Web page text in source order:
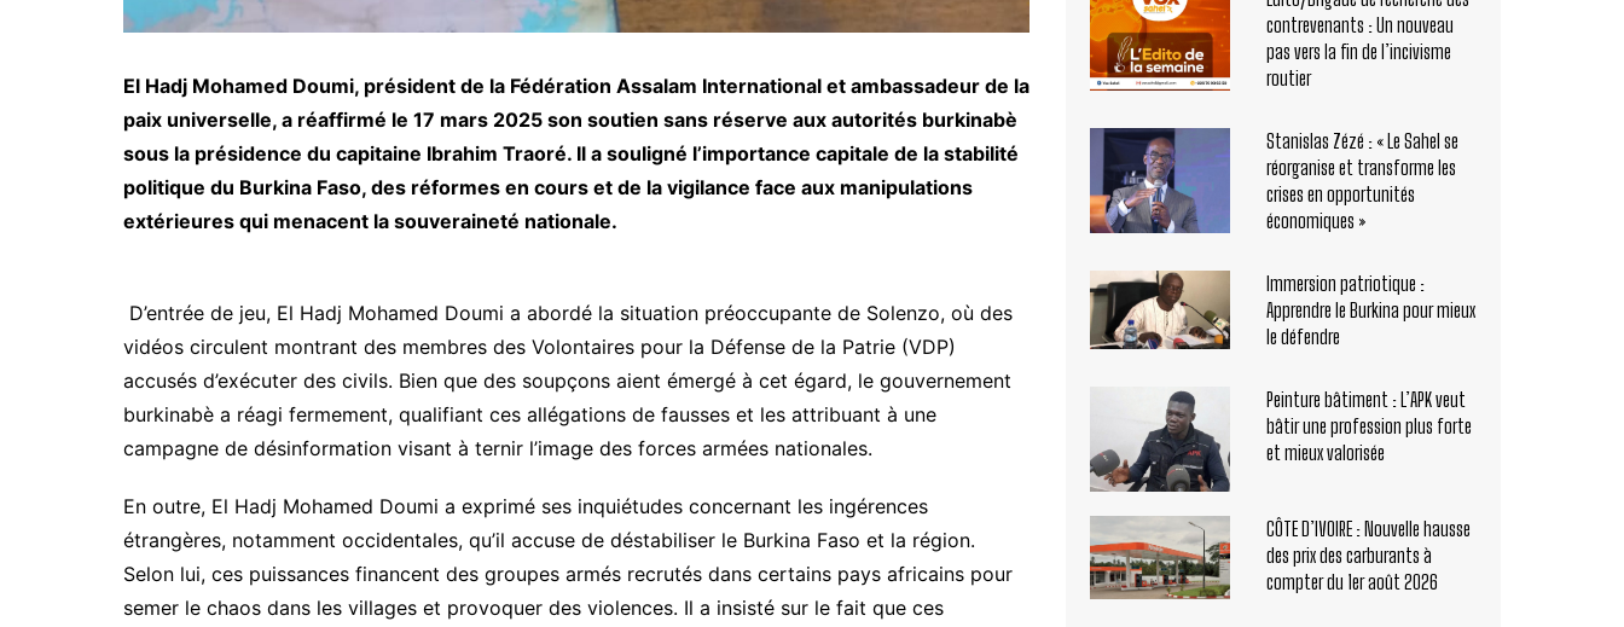
El Hadj Mohamed Doumi, président de la Fédération Assalam International et ambassadeur de la
paix universelle, a réaffirmé le 17 mars 2025 son soutien sans réserve aux autorités burkinabè
sous la présidence du capitaine Ibrahim Traoré. Il a souligné l’importance capitale de la stabilité
politique du Burkina Faso, des réformes en cours et de la vigilance face aux manipulations
extérieures qui menacent la souveraineté nationale.
D’entrée de jeu, El Hadj Mohamed Doumi a abordé la situation préoccupante de Solenzo, où des
vidéos circulent montrant des membres des Volontaires pour la Défense de la Patrie (VDP)
accusés d’exécuter des civils. Bien que des soupçons aient émergé à cet égard, le gouvernement
burkinabè a réagi fermement, qualifiant ces allégations de fausses et les attribuant à une
campagne de désinformation visant à ternir l’image des forces armées nationales.
En outre, El Hadj Mohamed Doumi a exprimé ses inquiétudes concernant les ingérences
étrangères, notamment occidentales, qu’il accuse de déstabiliser le Burkina Faso et la région.
Selon lui, ces puissances financent des groupes armés recrutés dans certains pays africains pour
semer le chaos dans les villages et provoquer des violences. Il a insisté sur le fait que ces
contrevenants : Un nouveau
pas vers la fin de l’incivisme
routier
Stanislas Zézé : « Le Sahel se
réorganise et transforme les
crises en opportunités
économiques »
Immersion patriotique :
Apprendre le Burkina pour mieux
le défendre
Peinture bâtiment : L’APK veut
bâtir une profession plus forte
et mieux valorisée
CÔTE D’IVOIRE : Nouvelle hausse
des prix des carburants à
compter du 1er août 2026